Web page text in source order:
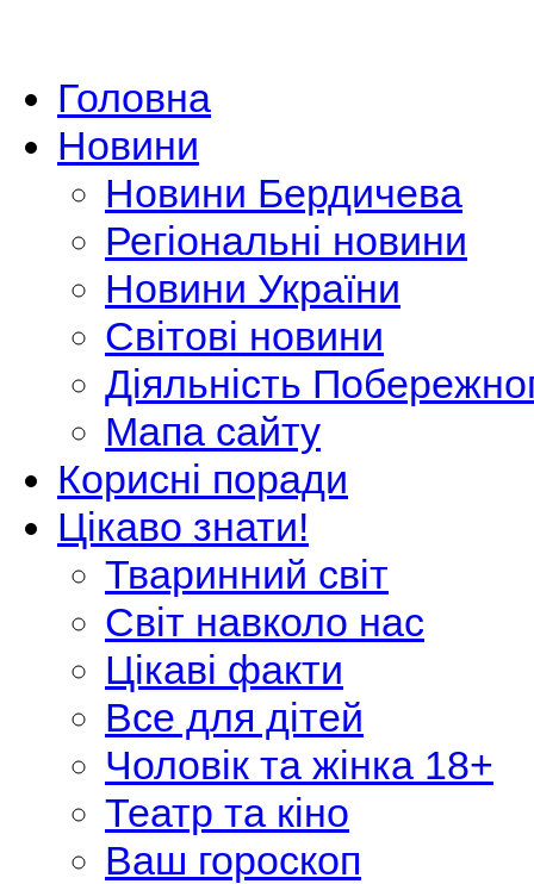
Головна
Новини
Новини Бердичева
Регіональні новини
Новини України
Світові новини
Діяльність
Мапа сайту
Корисні поради
Цікаво знати!
Тваринний світ
Світ навколо нас
Цікаві факти
Все для дітей
Чоловік та жінка 18+
Театр та кіно
Ваш гороскоп